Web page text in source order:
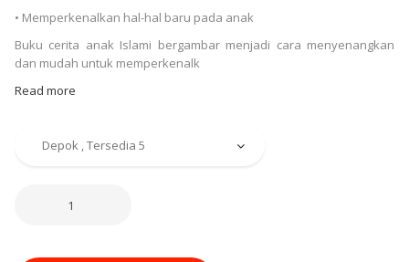
• Memperkenalkan hal-hal baru pada anak
Buku cerita anak Islami bergambar menjadi cara menyenangkan
dan mudah untuk memperkenalk
Read more